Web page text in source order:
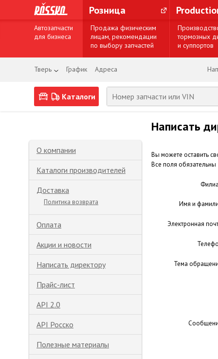
Розница
Автозапчасти
для бизнеса
Продажа физическим
лицам, рекомендации
по выбору запчастей
тормозных
и суппортов
Тверь График Адреса
Каталоги
О компании
Каталоги производителей
Доставка
Политика возврата
Оплата
Акции и новости
Написать директору
Прайс-лист
API 2.0
API Росско
Полезные материалы
Написать
Вы можете оставить
Все поля
Имя и
Электронная
Тема